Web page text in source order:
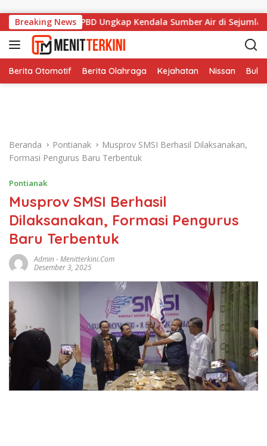
Breaking News
Hektare, BPBD Ungkap Kendala Sumber Air di Sejumlah Titik
Berita Otomotif Berita Olahraga Kejahatan Nissan
Beranda Pontianak
Musprov SMSI Berhasil Dilaksanakan,
Formasi Pengurus Baru Terbentuk
Pontianak
Musprov SMSI Berhasil
Dilaksanakan, Formasi Pengurus
Baru Terbentuk
Admin-Menitterkini.com
Desember 3, 2025